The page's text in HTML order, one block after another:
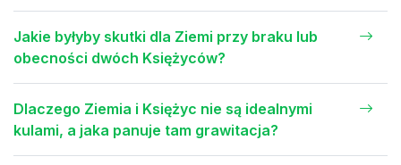
Jakie byłyby skutki dla Ziemi przy braku lub
obecności dwóch Księżyców?
Dlaczego Ziemia i Księżyc nie są idealnymi
kulami, a jaka panuje tam grawitacja?